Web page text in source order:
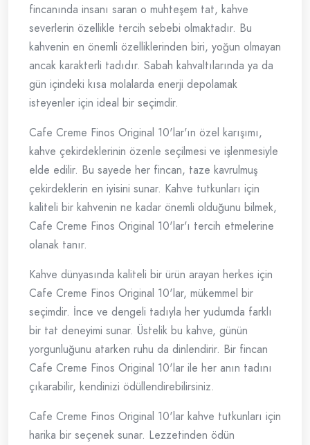
fincanında insanı saran o muhteşem tat, kahve
severlerin özellikle tercih sebebi olmaktadır. Bu
kahvenin en önemli özelliklerinden biri, yoğun olmayan
ancak karakterli tadıdır. Sabah kahvaltılarında ya da
gün içindeki kısa molalarda enerji depolamak
isteyenler için ideal bir seçimdir.
Cafe Creme Finos Original 10'lar'ın özel karışımı,
kahve çekirdeklerinin özenle seçilmesi ve işlenmesiyle
elde edilir. Bu sayede her fincan, taze kavrulmuş
çekirdeklerin en iyisini sunar. Kahve tutkunları için
kaliteli bir kahvenin ne kadar önemli olduğunu bilmek,
Cafe Creme Finos Original 10'lar'ı tercih etmelerine
olanak tanır.
Kahve dünyasında kaliteli bir ürün arayan herkes için
Cafe Creme Finos Original 10'lar, mükemmel bir
seçimdir. İnce ve dengeli tadıyla her yudumda farklı
bir tat deneyimi sunar. Üstelik bu kahve, günün
yorgunluğunu atarken ruhu da dinlendirir. Bir fincan
Cafe Creme Finos Original 10'lar ile her anın tadını
çıkarabilir, kendinizi ödüllendirebilirsiniz.
Cafe Creme Finos Original 10'lar kahve tutkunları için
harika bir seçenek sunar. Lezzetinden ödün